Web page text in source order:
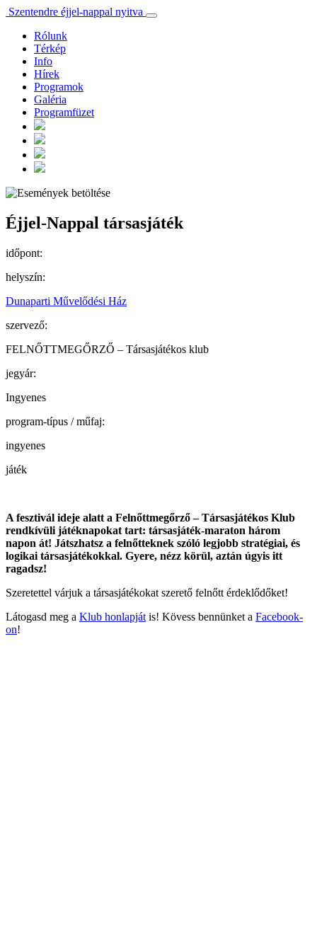
Szentendre éjjel-nappal nyitva
Rólunk
Térkép
Info
Hírek
Programok
Galéria
Programfüzet
Éjjel-Nappal társasjáték
időpont:
helyszín:
Dunaparti Művelődési Ház
szervező:
FELNŐTTMEGŐRZŐ – Társasjátékos klub
jegyár:
Ingyenes
program-típus / műfaj:
ingyenes
játék
A fesztivál ideje alatt a Felnőttmegőrző – Társasjátékos Klub
rendkívüli játéknapokat tart: társasjáték-maraton három
napon át! Játszhatsz a felnőtteknek szóló legjobb stratégiai, és
logikai társasjátékokkal. Gyere, nézz körül, aztán úgyis itt
ragadsz!
Szeretettel várjuk a társasjátékokat szerető felnőtt érdeklődőket!
Látogasd meg a Klub honlapját is! Kövess bennünket a Facebook-
on!